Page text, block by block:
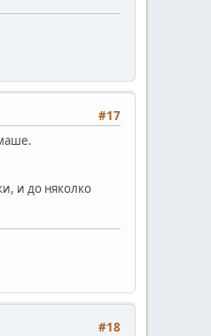
#17
и до няколко
#18